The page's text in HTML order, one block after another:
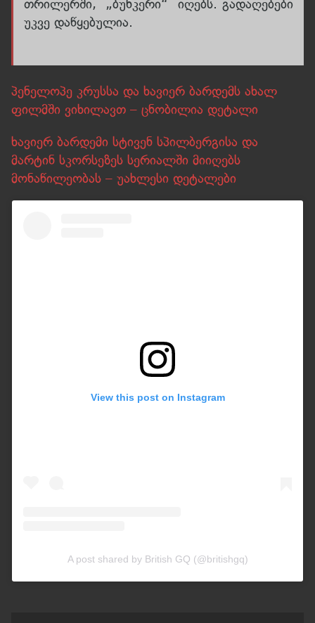
თრილერში, „ბუნკერი“ იღებს. გადაღებები
უკვე დაწყებულია.
პენელოპე კრუსსა და ხავიერ ბარდემს ახალ
ფილმში ვიხილავთ – ცნობილია დეტალი
ხავიერ ბარდემი სტივენ სპილბერგისა და
მარტინ სკორსეზეს სერიალში მიიღებს
მონაწილეობას – უახლესი დეტალები
View this post on Instagram
A post shared by British GQ (@britishgq)